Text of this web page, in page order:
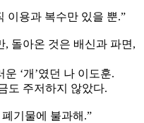
이용과 복수만 있을 뿐.”
, 돌아온 것은 배신과 파면,
‘개’였던 나 이도훈.
도 주저하지 않았다.
기물에 불과해.”